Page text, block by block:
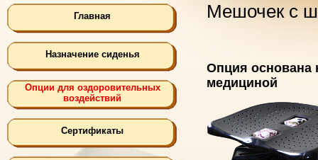
Главная
Назначение сиденья
Опции для оздоровительных
воздействий
Сертификаты
Мешочек с
Опция основана
медициной